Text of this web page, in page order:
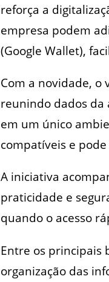
reforça a
empresa podem
(Google Wallet),
Com a novidade, o
reunindo dados da
em um único
compatíveis e
A iniciativa
praticidade e
quando o acesso
Entre os principais
organização das